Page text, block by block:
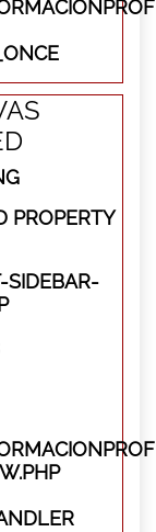
PROPERTY
SIDEBAR-